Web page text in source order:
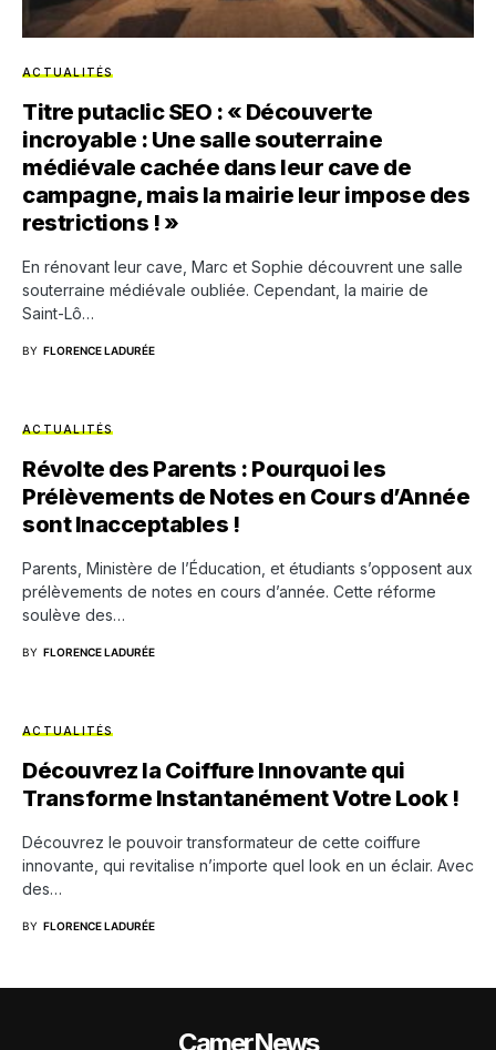
ACTUALITÉS
Titre putaclic SEO : « Découverte
incroyable : Une salle souterraine
médiévale cachée dans leur cave de
campagne, mais la mairie leur impose des
restrictions ! »
En rénovant leur cave, Marc et Sophie découvrent une salle
souterraine médiévale oubliée. Cependant, la mairie de
Saint-Lô…
BY FLORENCE LADURÉE
ACTUALITÉS
Révolte des Parents : Pourquoi les
Prélèvements de Notes en Cours d’Année
sont Inacceptables !
Parents, Ministère de l’Éducation, et étudiants s’opposent aux
prélèvements de notes en cours d’année. Cette réforme
soulève des…
BY FLORENCE LADURÉE
ACTUALITÉS
Découvrez la Coiffure Innovante qui
Transforme Instantanément Votre Look !
Découvrez le pouvoir transformateur de cette coiffure
innovante, qui revitalise n’importe quel look en un éclair. Avec
des…
BY FLORENCE LADURÉE
CamerNews